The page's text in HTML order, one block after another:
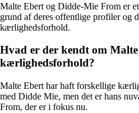
Malte Ebert og Didde-Mie From er
grund af deres offentlige profiler og
kærlighedsforhold.
Hvad er der kendt om
kærlighedsforhold?
Malte Ebert har haft forskellige
med Didde Mie, men det er hans
From, der er i fokus nu.